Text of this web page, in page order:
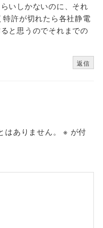
いしかないのに、それ
許が切れたら各社静電
と思うのでそれまでの
返信
ありません。 ※ が付